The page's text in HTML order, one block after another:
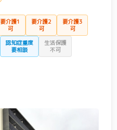
要介護1
可
要介護2
可
要介護3
可
認知症重度
要相談
生活保護
不可